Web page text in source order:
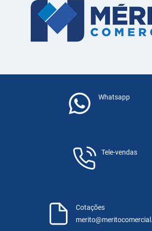
Whatsapp
Tele-vendas
Cotações